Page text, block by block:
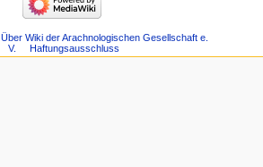
Über Wiki der Arachnologischen Gesellschaft e.
V.
Haftungsausschluss